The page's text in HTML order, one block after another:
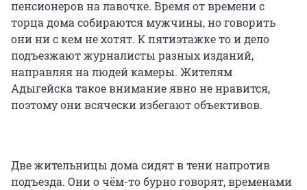
пенсионеров на лавочке. Время от времени с
торца дома собираются мужчины, но говорить
они ни с кем не хотят. К пятиэтажке то и дело
подъезжают журналисты разных изданий,
направляя на людей камеры. Жителям
Адыгейска такое внимание явно не нравится,
поэтому они всячески избегают объективов.
Две жительницы дома сидят в тени напротив
подъезда. Они о чём-то бурно говорят, временами